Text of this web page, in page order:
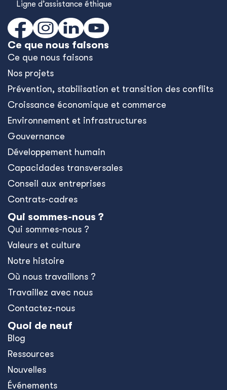
Ligne d’assistance éthique
Ce que nous faisons
Ce que nous faisons
Nos projets
Prévention, stabilisation et transition des conflits
Croissance économique et commerce
Environnement et infrastructures
Gouvernance
Développement humain
Capacidades transversales
Conseil aux entreprises
Contrats-cadres
Qui sommes-nous ?
Qui sommes-nous ?
Valeurs et culture
Notre histoire
Où nous travaillons ?
Travaillez avec nous
Contactez-nous
Quoi de neuf
Blog
Ressources
Nouvelles
Événements